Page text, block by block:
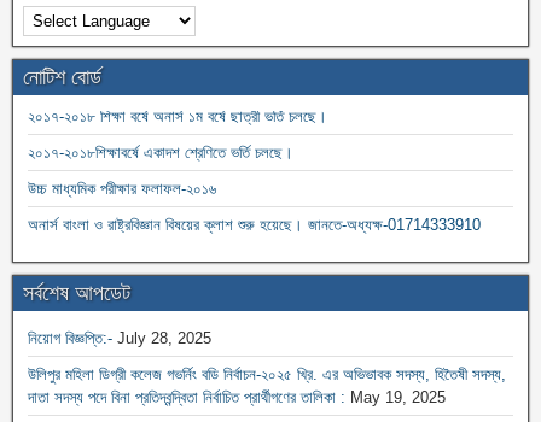
নোটিশ বোর্ড
২০১৭-২০১৮ শিক্ষা বর্ষে অনার্স ১ম বর্ষে ছাত্রী ভর্তি চলছে।
২০১৭-২০১৮শিক্ষাবর্ষে একাদশ শ্রেণিতে ভর্তি চলছে।
উচ্চ মাধ্যমিক পরীক্ষার ফলাফল-২০১৬
অনার্স বাংলা ও রাষ্ট্রবিজ্ঞান বিষয়ের ক্লাশ শুরু হয়েছে। জানতে-অধ্যক্ষ-01714333910
সর্বশেষ আপডেট
নিয়োগ বিজ্ঞপ্তি:- July 28, 2025
উলিপুর মহিলা ডিগ্রী কলেজ গভর্নিং বডি নির্বাচন-২০২৫ খ্রি. এর অভিভাবক সদস্য, হিতৈষী সদস্য,
দাতা সদস্য পদে বিনা প্রতিদ্বন্দ্বিতা নির্বাচিত প্রার্থীগণের তালিকা : May 19, 2025